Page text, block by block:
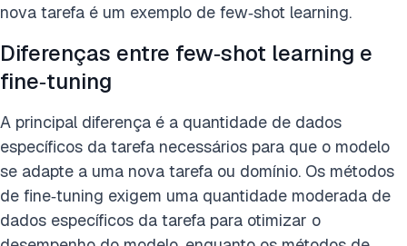
nova tarefa é um exemplo de few‑shot learning.
Diferenças entre few‑shot learning e
fine‑tuning
A principal diferença é a quantidade de dados
específicos da tarefa necessários para que o modelo
se adapte a uma nova tarefa ou domínio. Os métodos
de fine‑tuning exigem uma quantidade moderada de
dados específicos da tarefa para otimizar o